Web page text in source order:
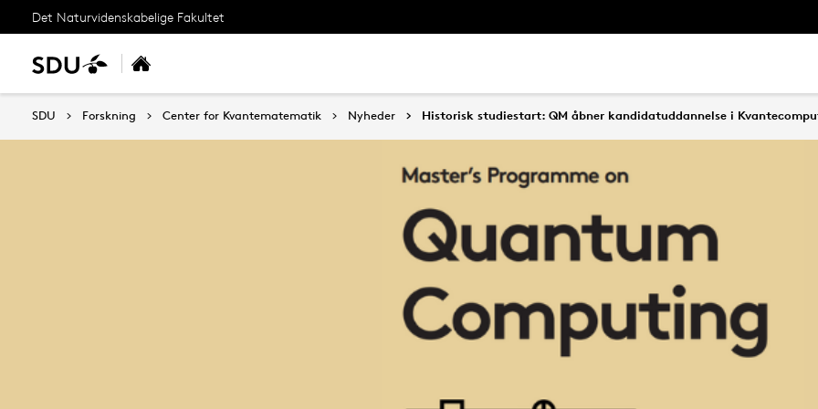
Det Naturvidenskabelige Fakultet
SDU Forskning Center for Kvantematematik Nyheder Historisk studiestart: QM åbner kandidatuddannelse i